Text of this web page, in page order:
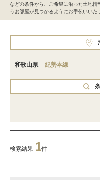
などの条件から、ご希望に沿った土地
うお部屋が見つかるようにお手伝いいた
和歌山県 紀勢本線
検索結果 1件